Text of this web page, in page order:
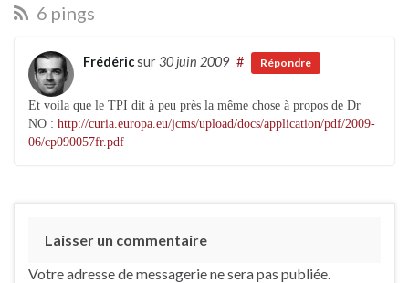
6 pings
Frédéricsur 30 juin 2009 # Répondre
Et voila que le TPI dit à peu près la même chose à propos de Dr
NO : http://curia.europa.eu/jcms/upload/docs/application/pdf/2009-
06/cp090057fr.pdf
Laisser un commentaire
Votre adresse de messagerie ne sera pas publiée.